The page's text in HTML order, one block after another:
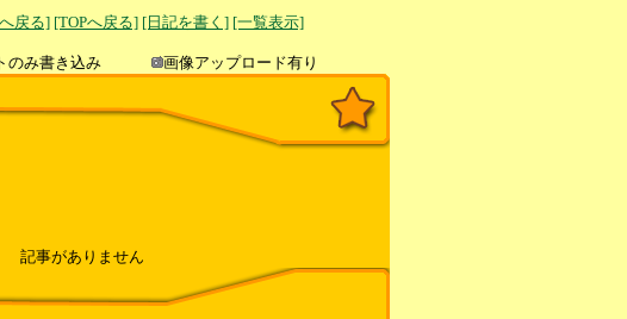
戻る] [TOPへ戻る] [日記を書く] [一覧表示]
トのみ書き込み
画像アップロード有り
記事がありません